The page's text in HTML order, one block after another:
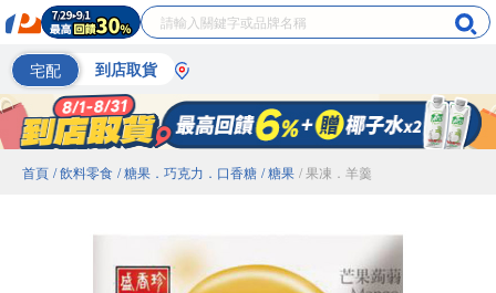
宅配 到店取貨
首頁 / 飲料零食 / 糖果．巧克力．口香糖 / 糖果 / 果凍．羊羹